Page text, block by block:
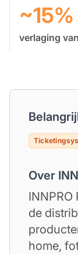
~15%
verlaging
Over
INNPRO
de
home,